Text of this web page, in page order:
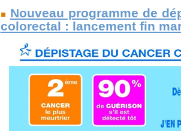
Nouveau programme de
colorectal : lancement fin